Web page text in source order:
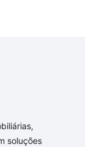
soluções